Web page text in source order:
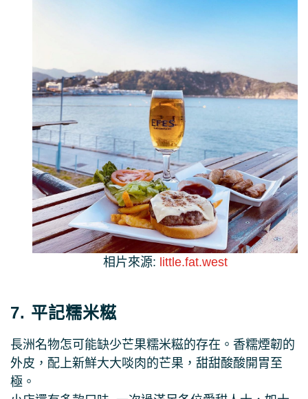
相片來源: little.fat.west
7. 平記糯米糍
長洲名物怎可能缺少芒果糯米糍的存在。香糯煙韌的
外皮，配上新鮮大大啖肉的芒果，甜甜酸酸開胃至
極。